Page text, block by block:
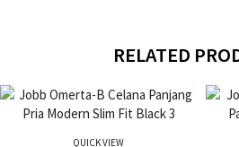
RELATED
QUICK VIEW